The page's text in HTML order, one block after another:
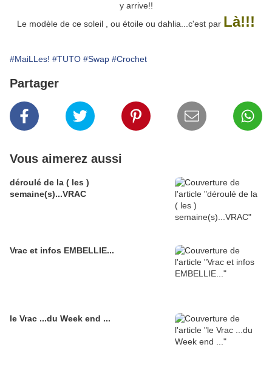
y arrive!!
Le modèle de ce soleil , ou étoile ou dahlia...c'est par Là!!!
#MaiLLes! #TUTO #Swap #Crochet
Partager
Vous aimerez aussi
déroulé de la ( les )
semaine(s)...VRAC
Vrac et infos EMBELLIE...
le Vrac ...du Week end ...